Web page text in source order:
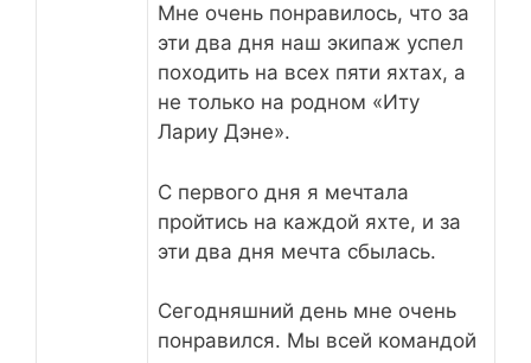
Мне очень понравилось, что за
эти два дня наш экипаж успел
походить на всех пяти яхтах, а
не только на родном «Иту
Лариу Дэне».
С первого дня я мечтала
пройтись на каждой яхте, и за
эти два дня мечта сбылась.
Сегодняшний день мне очень
понравился. Мы всей командой